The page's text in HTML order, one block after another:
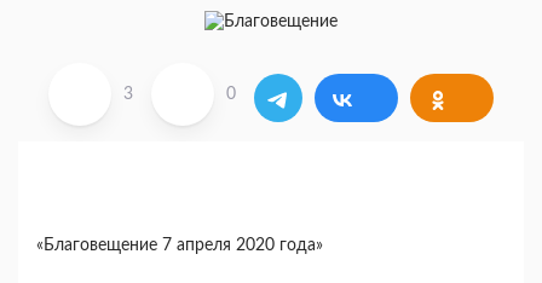
3 0
«Благовещение 7 апреля 2020 года»